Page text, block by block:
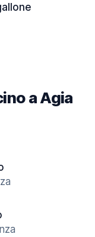
a Agia